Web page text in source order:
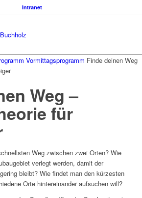
Intranet
Vormittagsprogramm Finde deinen Weg
Weg –
für
Weg zwischen zwei Orten? Wie
verlegt werden, damit der
bleibt? Wie findet man den kürzesten
Orte hintereinander aufsuchen will?